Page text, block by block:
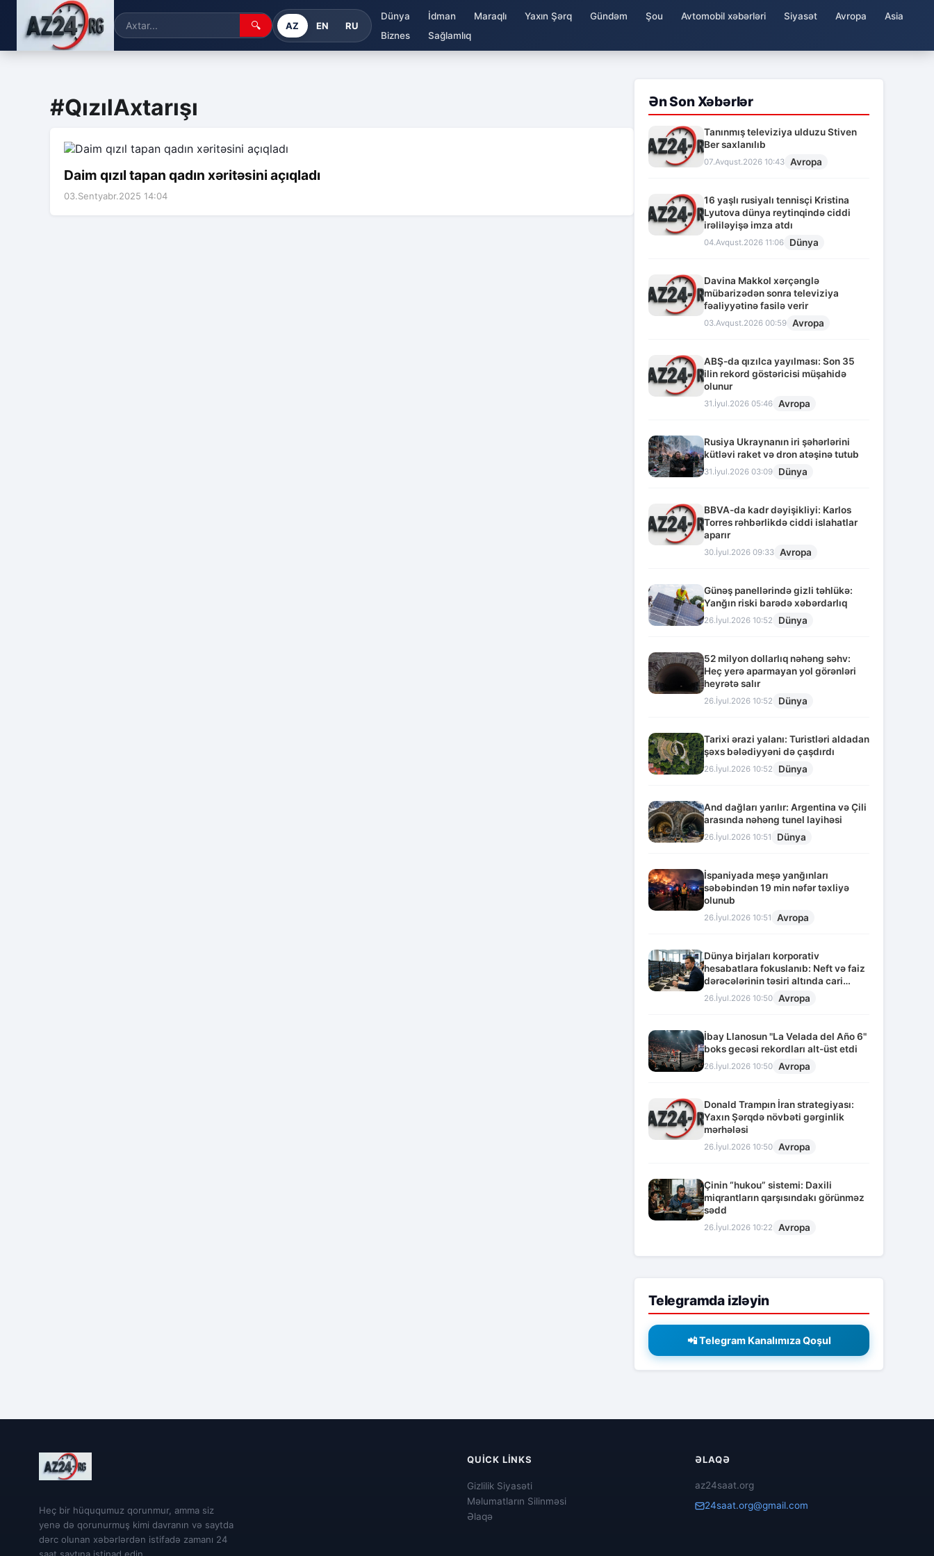
🔍 AZ EN RU
Dünya İdman Maraqlı Yaxın Şərq Gündəm Şou Avtomobil xəbərləri Siyasət Avropa
Asia
Biznes
Sağlamlıq
#QızılAxtarışı
Daim qızıl tapan qadın xəritəsini açıqladı
03.Sentyabr.2025 14:04
Ən Son Xəbərlər
Tanınmış televiziya ulduzu Stiven
Ber saxlanılıb
07.Avqust.2026 10:43 Avropa
16 yaşlı rusiyalı tennisçi Kristina
Lyutova dünya reytinqində ciddi
irəliləyişə imza atdı
04.Avqust.2026 11:06 Dünya
Davina Makkol xərçənglə
mübarizədən sonra televiziya
fəaliyyətinə fasilə verir
03.Avqust.2026 00:59 Avropa
ABŞ-da qızılca yayılması: Son 35
ilin rekord göstəricisi müşahidə
olunur
31.İyul.2026 05:46 Avropa
Rusiya Ukraynanın iri şəhərlərini
kütləvi raket və dron atəşinə tutub
31.İyul.2026 03:09 Dünya
BBVA-da kadr dəyişikliyi: Karlos
Torres rəhbərlikdə ciddi islahatlar
aparır
30.İyul.2026 09:33 Avropa
Günəş panellərində gizli təhlükə:
Yanğın riski barədə xəbərdarlıq
26.İyul.2026 10:52 Dünya
52 milyon dollarlıq nəhəng səhv:
Heç yerə aparmayan yol görənləri
heyrətə salır
26.İyul.2026 10:52 Dünya
Tarixi ərazi yalanı: Turistləri aldadan
şəxs bələdiyyəni də çaşdırdı
26.İyul.2026 10:52 Dünya
And dağları yarılır: Argentina və Çili
arasında nəhəng tunel layihəsi
26.İyul.2026 10:51 Dünya
İspaniyada meşə yanğınları
səbəbindən 19 min nəfər təxliyə
olunub
26.İyul.2026 10:51 Avropa
Dünya birjaları korporativ
hesabatlara fokuslanıb: Neft və faiz
dərəcələrinin təsiri altında cari
vəziyyət
26.İyul.2026 10:50 Avropa
İbay Llanosun "La Velada del Año 6"
boks gecəsi rekordları alt-üst etdi
26.İyul.2026 10:50 Avropa
Donald Trampın İran strategiyası:
Yaxın Şərqdə növbəti gərginlik
mərhələsi
26.İyul.2026 10:50 Avropa
Çinin “hukou” sistemi: Daxili
miqrantların qarşısındakı görünməz
sədd
26.İyul.2026 10:22 Avropa
Telegramda izləyin
📲 Telegram Kanalımıza Qoşul
Heç bir hüququmuz qorunmur, amma siz
yenə də qorunurmuş kimi davranın və saytda
dərc olunan xəbərlərdən istifadə zamanı 24
QUICK LINKS
Gizlilik Siyasəti
Məlumatların Silinməsi
Əlaqə
ƏLAQƏ
az24saat.org
24saat.org@gmail.com